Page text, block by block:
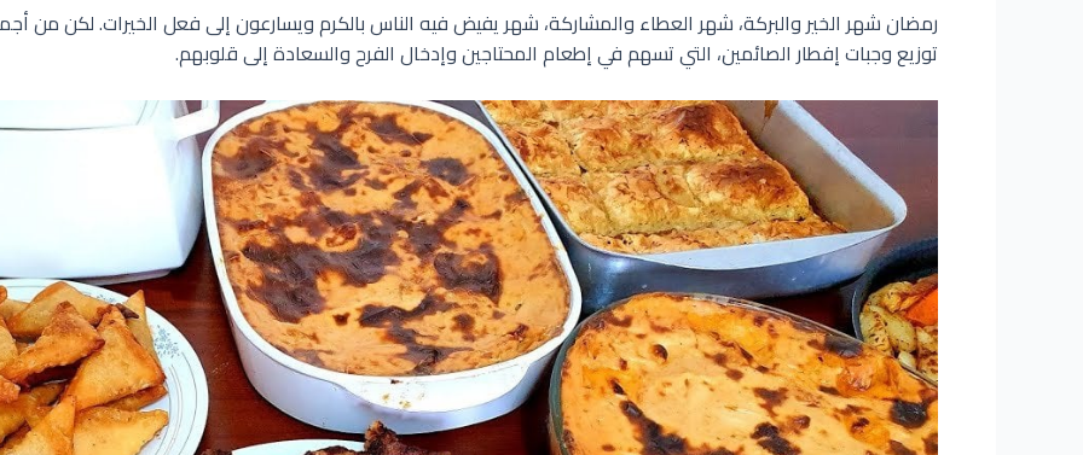
رمضان شهر الخير والبركة، شهر العطاء والمشاركة، شهر يفيض فيه الناس بالكرم ويسارعون إلى فعل الخيرات. لكن من
توزيع وجبات إفطار الصائمين، التي تسهم في إطعام المحتاجين وإدخال الفرح والسعادة إلى قلوبهم.